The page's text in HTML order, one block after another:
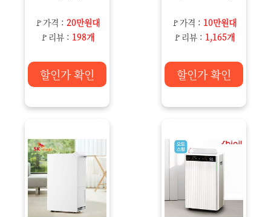
🚩가격 : 20만원대
🚩리뷰 : 198개
할인가 확인
🚩가격 : 10만원대
🚩리뷰 : 1,165개
할인가 확인